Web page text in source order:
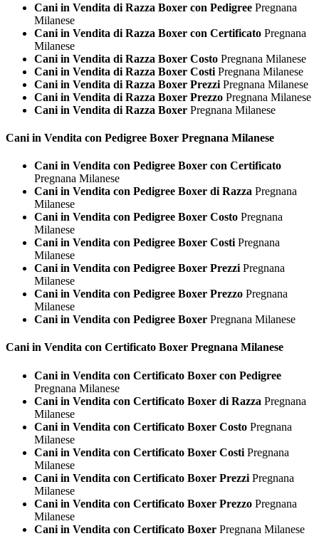
Cani in Vendita di Razza Boxer con Pedigree Pregnana
Milanese
Cani in Vendita di Razza Boxer con Certificato Pregnana
Milanese
Cani in Vendita di Razza Boxer Costo Pregnana Milanese
Cani in Vendita di Razza Boxer Costi Pregnana Milanese
Cani in Vendita di Razza Boxer Prezzi Pregnana Milanese
Cani in Vendita di Razza Boxer Prezzo Pregnana Milanese
Cani in Vendita di Razza Boxer Pregnana Milanese
Cani in Vendita con Pedigree Boxer Pregnana Milanese
Cani in Vendita con Pedigree Boxer con Certificato
Pregnana Milanese
Cani in Vendita con Pedigree Boxer di Razza Pregnana
Milanese
Cani in Vendita con Pedigree Boxer Costo Pregnana
Milanese
Cani in Vendita con Pedigree Boxer Costi Pregnana
Milanese
Cani in Vendita con Pedigree Boxer Prezzi Pregnana
Milanese
Cani in Vendita con Pedigree Boxer Prezzo Pregnana
Milanese
Cani in Vendita con Pedigree Boxer Pregnana Milanese
Cani in Vendita con Certificato Boxer Pregnana Milanese
Cani in Vendita con Certificato Boxer con Pedigree
Pregnana Milanese
Cani in Vendita con Certificato Boxer di Razza Pregnana
Milanese
Cani in Vendita con Certificato Boxer Costo Pregnana
Milanese
Cani in Vendita con Certificato Boxer Costi Pregnana
Milanese
Cani in Vendita con Certificato Boxer Prezzi Pregnana
Milanese
Cani in Vendita con Certificato Boxer Prezzo Pregnana
Milanese
Cani in Vendita con Certificato Boxer Pregnana Milanese